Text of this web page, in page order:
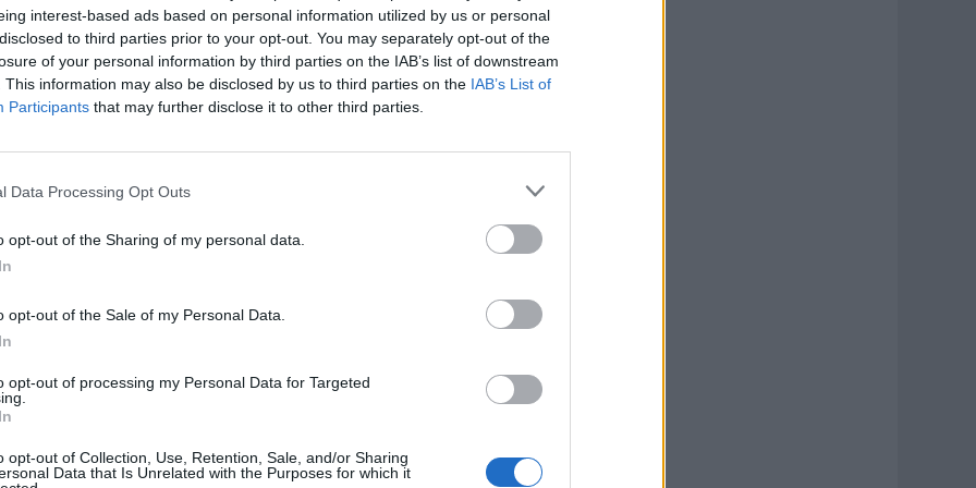
interest-based ads based on personal information utilized by us or personal
to third parties prior to your opt-out. You may separately opt-out of the
of your personal information by third parties on the IAB’s list of downstream
This information may also be disclosed by us to third parties on the IAB’s List of
Participants that may further disclose it to other third parties.
Data Processing Opt Outs
opt-out of the Sharing of my personal data.
opt-out of the Sale of my Personal Data.
opt-out of processing my Personal Data for Targeted
opt-out of Collection, Use, Retention, Sale, and/or Sharing
Data that Is Unrelated with the Purposes for which it
μαχητική...
TitormosNet Team
σενάρια για τον αντίπαλο του
Παναιτωλικού
το δεύτερο για τα μπαράζ με τον Παναιτωλικό
Super League 2: Ιωνικός και